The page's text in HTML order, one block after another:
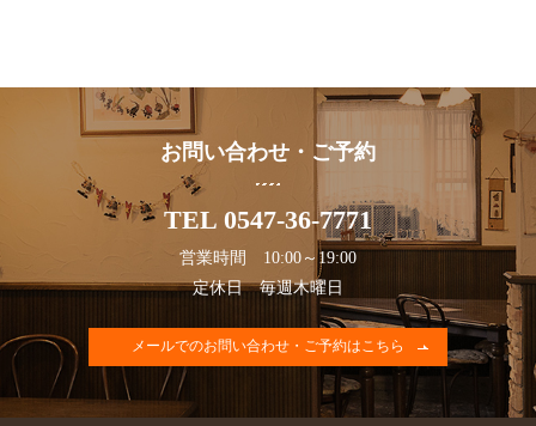
お問い合わせ・ご予約
TEL 0547-36-7771
営業時間 10:00～19:00
定休日 毎週木曜日
メールでのお問い合わせ・ご予約はこちら